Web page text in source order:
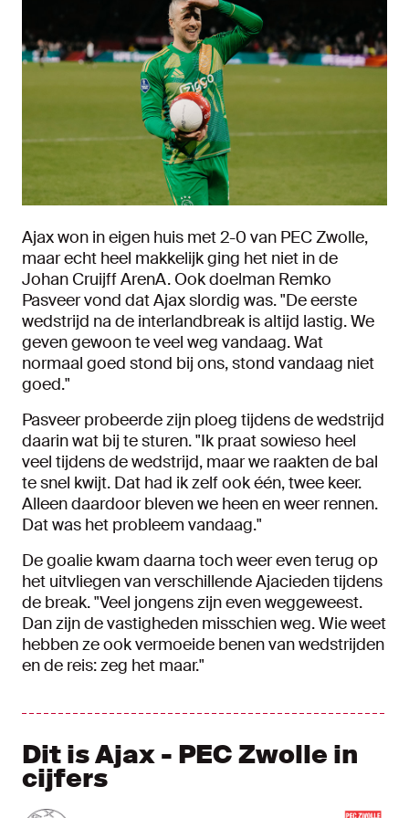
Ajax won in eigen huis met 2-0 van PEC Zwolle,
maar echt heel makkelijk ging het niet in de
Johan Cruijff ArenA. Ook doelman Remko
Pasveer vond dat Ajax slordig was. "De eerste
wedstrijd na de interlandbreak is altijd lastig. We
geven gewoon te veel weg vandaag. Wat
normaal goed stond bij ons, stond vandaag niet
goed."
Pasveer probeerde zijn ploeg tijdens de wedstrijd
daarin wat bij te sturen. "Ik praat sowieso heel
veel tijdens de wedstrijd, maar we raakten de bal
te snel kwijt. Dat had ik zelf ook één, twee keer.
Alleen daardoor bleven we heen en weer rennen.
Dat was het probleem vandaag."
De goalie kwam daarna toch weer even terug op
het uitvliegen van verschillende Ajacieden tijdens
de break. "Veel jongens zijn even weggeweest.
Dan zijn de vastigheden misschien weg. Wie weet
hebben ze ook vermoeide benen van wedstrijden
en de reis: zeg het maar."
Dit is Ajax - PEC Zwolle in
cijfers